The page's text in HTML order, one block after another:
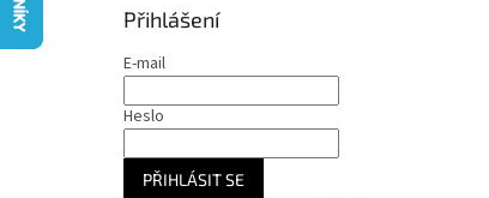
Přihlášení
E-mail
Heslo
PŘIHLÁSIT SE